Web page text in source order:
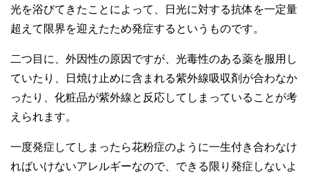
光を浴びてきたことによって、日光に対する抗体を一定量
超えて限界を迎えたため発症するというものです。
二つ目に、外因性の原因ですが、光毒性のある薬を服用し
ていたり、日焼け止めに含まれる紫外線吸収剤が合わなか
ったり、化粧品が紫外線と反応してしまっていることが考
えられます。
一度発症してしまったら花粉症のように一生付き合わなけ
ればいけないアレルギーなので、できる限り発症しないよ